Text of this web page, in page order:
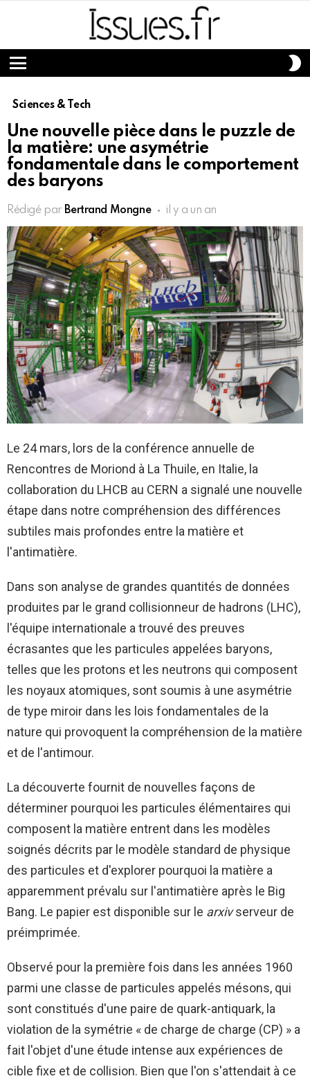
Menu
Sciences & Tech
Une nouvelle pièce dans le puzzle de
la matière: une asymétrie
fondamentale dans le comportement
des baryons
Rédigé par Bertrand Mongne il y a un an
Le 24 mars, lors de la conférence annuelle de
Rencontres de Moriond à La Thuile, en Italie, la
collaboration du LHCB au CERN a signalé une nouvelle
étape dans notre compréhension des différences
subtiles mais profondes entre la matière et
l'antimatière.
Dans son analyse de grandes quantités de données
produites par le grand collisionneur de hadrons (LHC),
l'équipe internationale a trouvé des preuves
écrasantes que les particules appelées baryons,
telles que les protons et les neutrons qui composent
les noyaux atomiques, sont soumis à une asymétrie
de type miroir dans les lois fondamentales de la
nature qui provoquent la compréhension de la matière
et de l'antimour.
La découverte fournit de nouvelles façons de
déterminer pourquoi les particules élémentaires qui
composent la matière entrent dans les modèles
soignés décrits par le modèle standard de physique
des particules et d'explorer pourquoi la matière a
apparemment prévalu sur l'antimatière après le Big
Bang. Le papier est disponible sur le arxivserveur de
préimprimée.
Observé pour la première fois dans les années 1960
parmi une classe de particules appelés mésons, qui
sont constitués d'une paire de quark-antiquark, la
violation de la symétrie « de charge de charge (CP) » a
fait l'objet d'une étude intense aux expériences de
cible fixe et de collision. Bien que l'on s'attendait à ce